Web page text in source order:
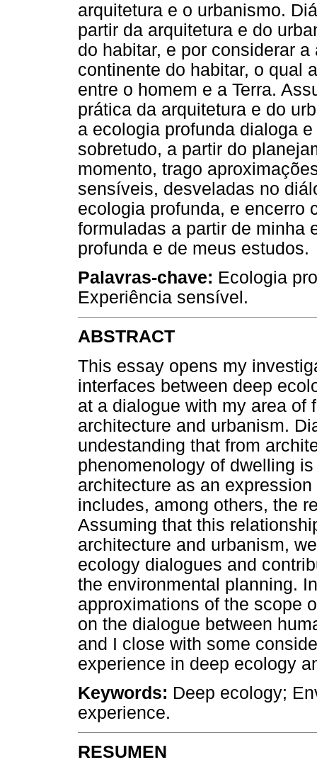
arquitetura e o urbanismo.
partir da arquitetura e do
do habitar, e por considerar
continente do habitar, o qual
entre o homem e a Terra.
prática da arquitetura e do
a ecologia profunda dialoga
sobretudo, a partir do
momento, trago
sensíveis, desveladas no
ecologia profunda, e encerro
formuladas a partir de minha
profunda e de meus estudos.
Palavras-chave: Ecologia
Experiência sensível.
ABSTRACT
This essay opens my
interfaces between deep
at a dialogue with my area of
architecture and urbanism.
undestanding that from
phenomenology of dwelling
architecture as an
includes, among others, the
Assuming that this
architecture and urbanism,
ecology dialogues and
the environmental planning.
approximations of the scope
on the dialogue between
and I close with some
experience in deep ecology
Keywords: Deep ecology;
experience.
RESUMEN